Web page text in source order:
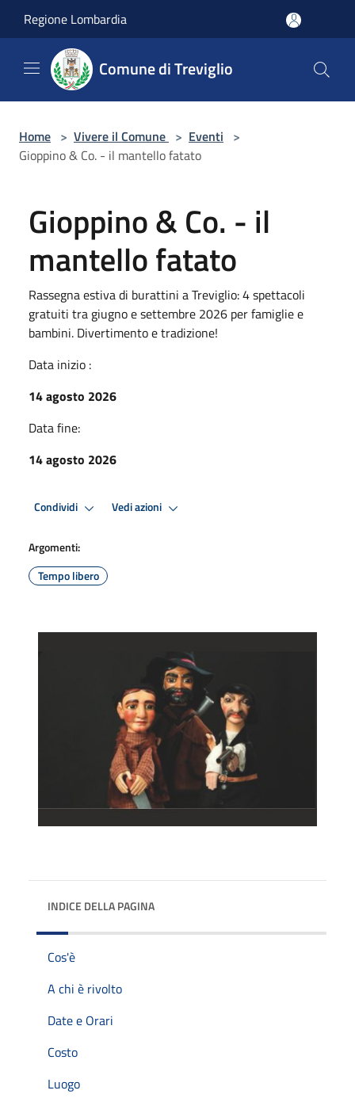
Regione Lombardia
Comune di Treviglio
Home > Vivere il Comune > Eventi >
Gioppino & Co. - il mantello fatato
Gioppino & Co. - il
mantello fatato
Rassegna estiva di burattini a Treviglio: 4 spettacoli
gratuiti tra giugno e settembre 2026 per famiglie e
bambini. Divertimento e tradizione!
Data inizio :
14 agosto 2026
Data fine:
14 agosto 2026
Condividi Vedi azioni
Argomenti:
Tempo libero
INDICE DELLA PAGINA
Cos'è
A chi è rivolto
Date e Orari
Costo
Luogo